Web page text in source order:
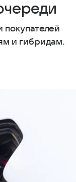
покупателей
и гибридам.